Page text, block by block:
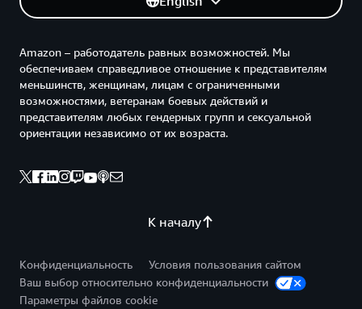
К началу
Amazon – работодатель равных возможностей. Мы
обеспечиваем справедливое отношение к представителям
меньшинств, женщинам, лицам с ограниченными
возможностями, ветеранам боевых действий и
представителям любых гендерных групп и сексуальной
ориентации независимо от их возраста.
Конфиденциальность
Условия пользования сайтом
Ваш выбор относительно конфиденциальности
Параметры файлов cookie